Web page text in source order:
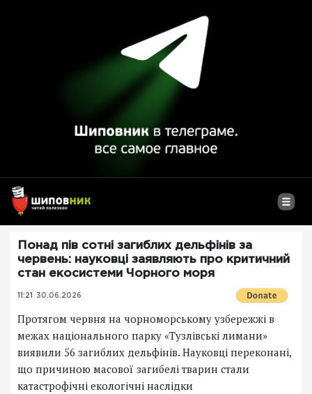
Понад пів сотні загиблих дельфінів за
червень: науковці заявляють про критичний
стан екосистеми Чорного моря
11:21 30.06.2026
Протягом червня на чорноморському узбережжі в
межах національного парку «Тузлівські лимани»
виявили 56 загиблих дельфінів. Науковці переконані,
що причиною масової загибелі тварин стали
катастрофічні екологічні наслідки